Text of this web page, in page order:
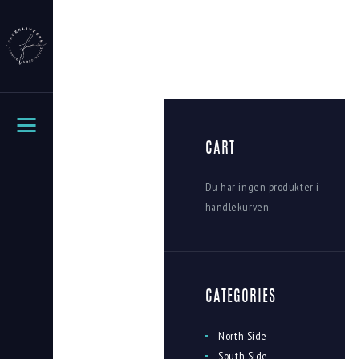
CART
Du har ingen produkter i
handlekurven.
CATEGORIES
North Side
South Side